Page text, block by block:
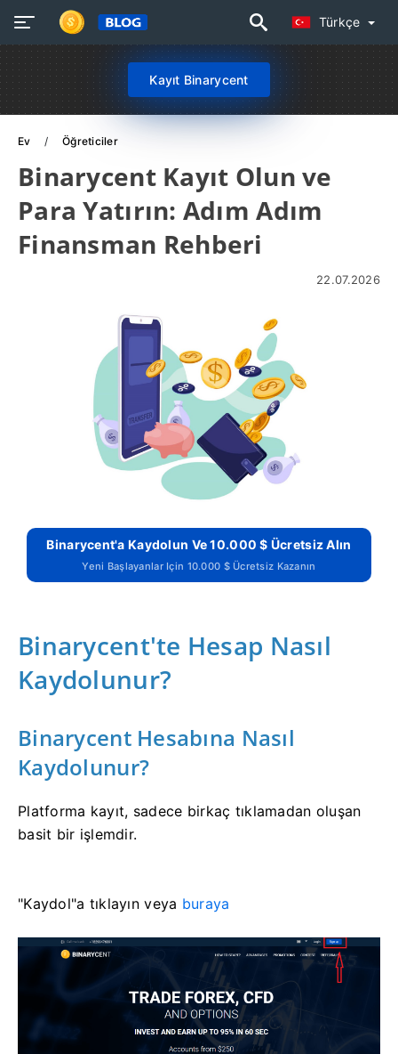
Türkçe
Kayıt Binarycent
Ev Öğreticiler
Binarycent Kayıt Olun ve
Para Yatırın: Adım Adım
Finansman Rehberi
22.07.2026
Binarycent'a Kaydolun Ve 10.000 $ Ücretsiz Alın
Yeni Başlayanlar Için 10.000 $ Ücretsiz Kazanın
Binarycent'te Hesap Nasıl
Kaydolunur?
Binarycent Hesabına Nasıl
Kaydolunur?
Platforma kayıt, sadece birkaç tıklamadan oluşan
basit bir işlemdir.
"Kaydol"a tıklayın veya buraya